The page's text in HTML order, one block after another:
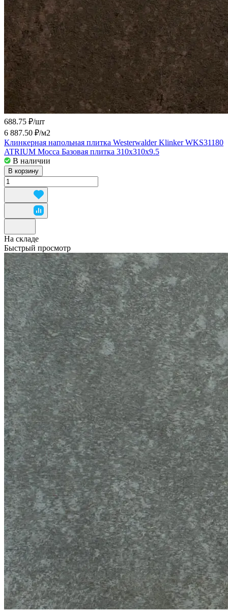
688.75 ₽/шт
6 887.50 ₽/м2
Клинкерная напольная плитка Westerwalder Klinker WKS31180
ATRIUM Mocca Базовая плитка 310x310x9.5
В наличии
В корзину
На складе
Быстрый просмотр